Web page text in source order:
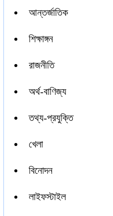
আন্তর্জাতিক
শিক্ষাঙ্গন
রাজনীতি
অর্থ-বাণিজ্য
তথ্য-প্রযুক্তি
খেলা
বিনোদন
লাইফস্টাইল